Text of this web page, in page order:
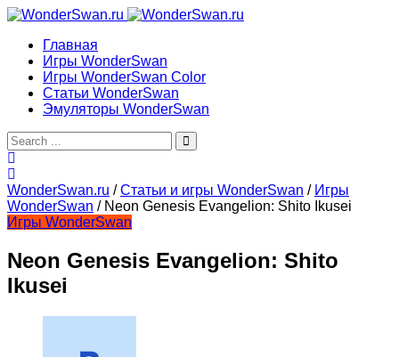
Главная
Игры WonderSwan
Игры WonderSwan Color
Статьи WonderSwan
Эмуляторы WonderSwan
WonderSwan.ru /Статьи и игры WonderSwan / Игры
WonderSwan / Neon Genesis Evangelion: Shito Ikusei
Игры WonderSwan
Neon Genesis Evangelion: Shito
Ikusei